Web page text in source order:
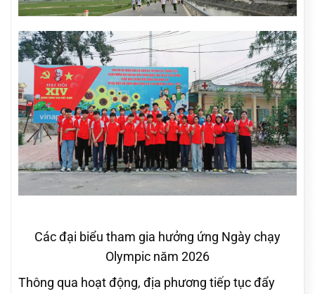
Các đại biểu tham gia hưởng ứng Ngày chạy
Olympic năm 2026
Thông qua hoạt động, địa phương tiếp tục đẩy